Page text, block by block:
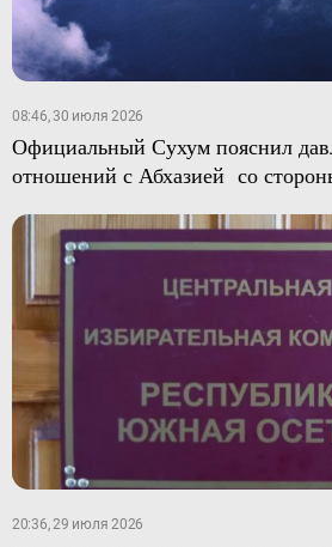
08:46, 30 июля 2026
Официальный Сухум пояснил
отношений с Абхазией со
20:36, 29 июля 2026